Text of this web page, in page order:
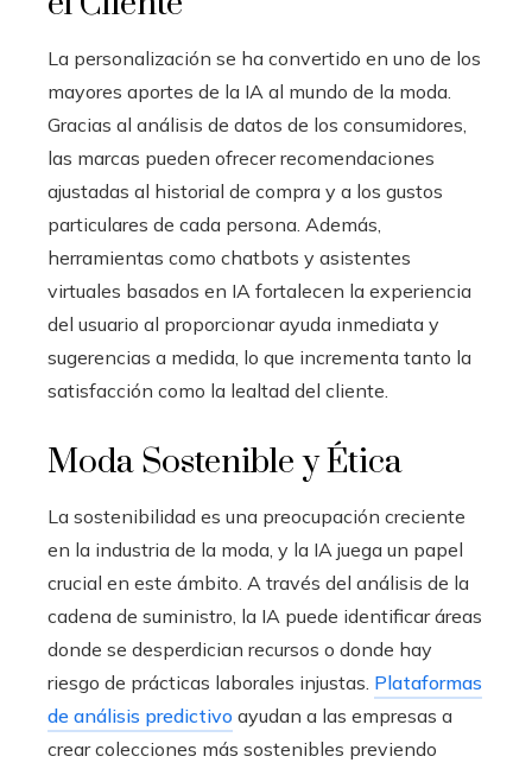
La personalización se ha convertido en uno de los
mayores aportes de la IA al mundo de la moda.
Gracias al análisis de datos de los consumidores,
las marcas pueden ofrecer recomendaciones
ajustadas al historial de compra y a los gustos
particulares de cada persona. Además,
herramientas como chatbots y asistentes
virtuales basados en IA fortalecen la experiencia
del usuario al proporcionar ayuda inmediata y
sugerencias a medida, lo que incrementa tanto la
satisfacción como la lealtad del cliente.
Moda Sostenible y Ética
La sostenibilidad es una preocupación creciente
en la industria de la moda, y la IA juega un papel
crucial en este ámbito. A través del análisis de la
cadena de suministro, la IA puede identificar áreas
donde se desperdician recursos o donde hay
riesgo de prácticas laborales injustas. Plataformas
de análisis predictivo ayudan a las empresas a
crear colecciones más sostenibles previendo